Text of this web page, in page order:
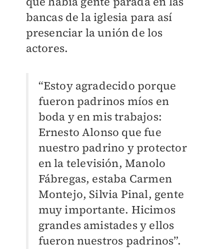
bancas de la iglesia para así
presenciar la unión de los
actores.
“Estoy agradecido porque
fueron padrinos míos en
boda y en mis trabajos:
Ernesto Alonso que fue
nuestro padrino y protector
en la televisión, Manolo
Fábregas, estaba Carmen
Montejo, Silvia Pinal, gente
muy importante. Hicimos
grandes amistades y ellos
fueron nuestros padrinos”.